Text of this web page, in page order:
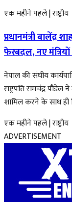
एक महीने पहले|राष्ट्रीय
प्रधानमंत्री बालेंद्र
फेरबदल, नए
नेपाल की संघीय
राष्ट्रपति रामचंद्र
शामिल करने के साथ ही
एक महीने पहले|राष्ट्रीय
ADVERTISEMENT